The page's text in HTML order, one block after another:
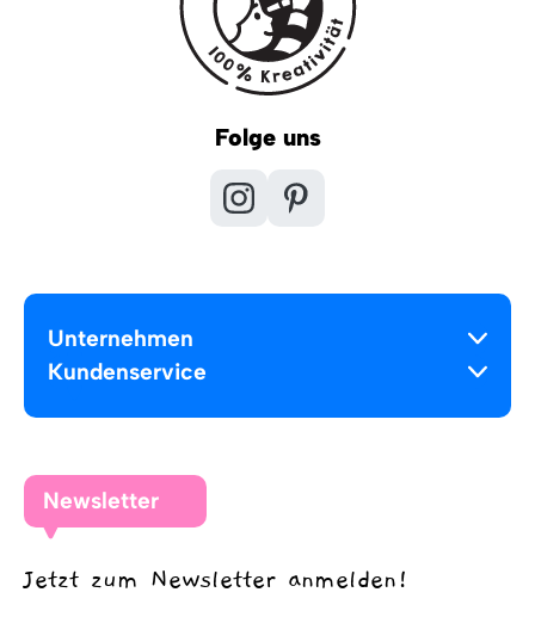
Folge uns
Unternehmen
Kundenservice
Newsletter
Jetzt zum Newsletter anmelden!